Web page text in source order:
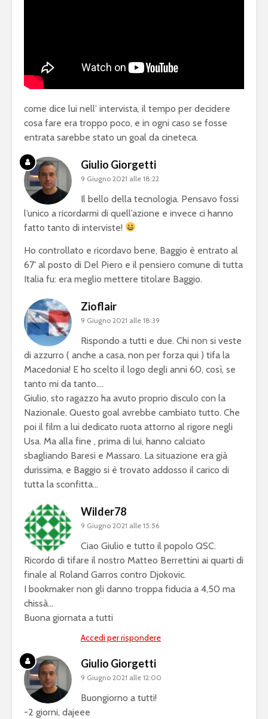
come dice lui nell’ intervista, il tempo per decidere
cosa fare era troppo poco, e in ogni caso se fosse
entrata sarebbe stato un goal da cineteca.
Giulio Giorgetti
9 Giugno 2021 alle 18:22
Il bello della tecnologia. Pensavo fossi
l’unico a ricordarmi di quell’azione e invece ci hanno
fatto tanto di interviste!
Ho controllato e ricordavo bene, Baggio è entrato al
67′ al posto di Del Piero e il pensiero comune di tutta
Italia fu: era meglio mettere titolare Baggio.
Zioflair
9 Giugno 2021 alle 18:39
Rispondo a tutti e due. Chi non si veste
di azzurro ( anche a casa, non per forza qui ) tifa la
Macedonia! E ho scelto il logo degli anni 60, così, se
tanto mi da tanto….
Giulio, sto ragazzo ha avuto proprio disculo con la
Nazionale. Questo goal avrebbe cambiato tutto. Che
poi il film a lui dedicato ruota attorno al rigore negli
Usa. Ma alla fine , prima di lui, hanno calciato
sbagliando Baresi e Massaro. La situazione era già
durissima, e Baggio si è trovato addosso il carico di
tutta la sconfitta…
Wilder78
9 Giugno 2021 alle 15:56
Ciao Giulio e tutto il popolo QSC.
Ricordo di tifare il nostro Matteo Berrettini ai quarti di
finale al Roland Garros contro Djokovic.
I bookmaker non gli danno troppa fiducia a 4,50 ma
chissà…
Buona giornata a tutti
Accedi per rispondere
Giulio Giorgetti
9 Giugno 2021 alle 12:00
Buongiorno a tutti!
-2 giorni, dajeee